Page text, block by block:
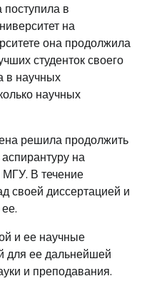
в
на
она продолжила
студенток своего
в научных
научных
решила продолжить
на
МГУ. В течение
своей диссертацией и
и ее научные
для ее дальнейшей
и преподавания.